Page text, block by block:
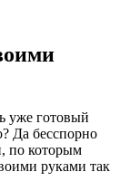
уже готовый
Да бесспорно
по которым
руками так